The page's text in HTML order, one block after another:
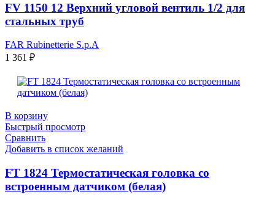
FV 1150 12 Верхний угловой вентиль 1/2 для
стальных труб
FAR Rubinetterie S.p.A
1 361 ₽
В корзину
Быстрый просмотр
Сравнить
Добавить в список желаний
FТ 1824 Термостатическая головка со
встроенным датчиком (белая)